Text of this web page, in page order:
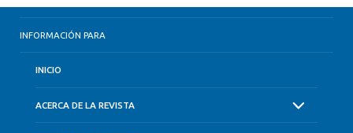
INFORMACIÓN PARA
INICIO
ACERCA DE LA REVISTA